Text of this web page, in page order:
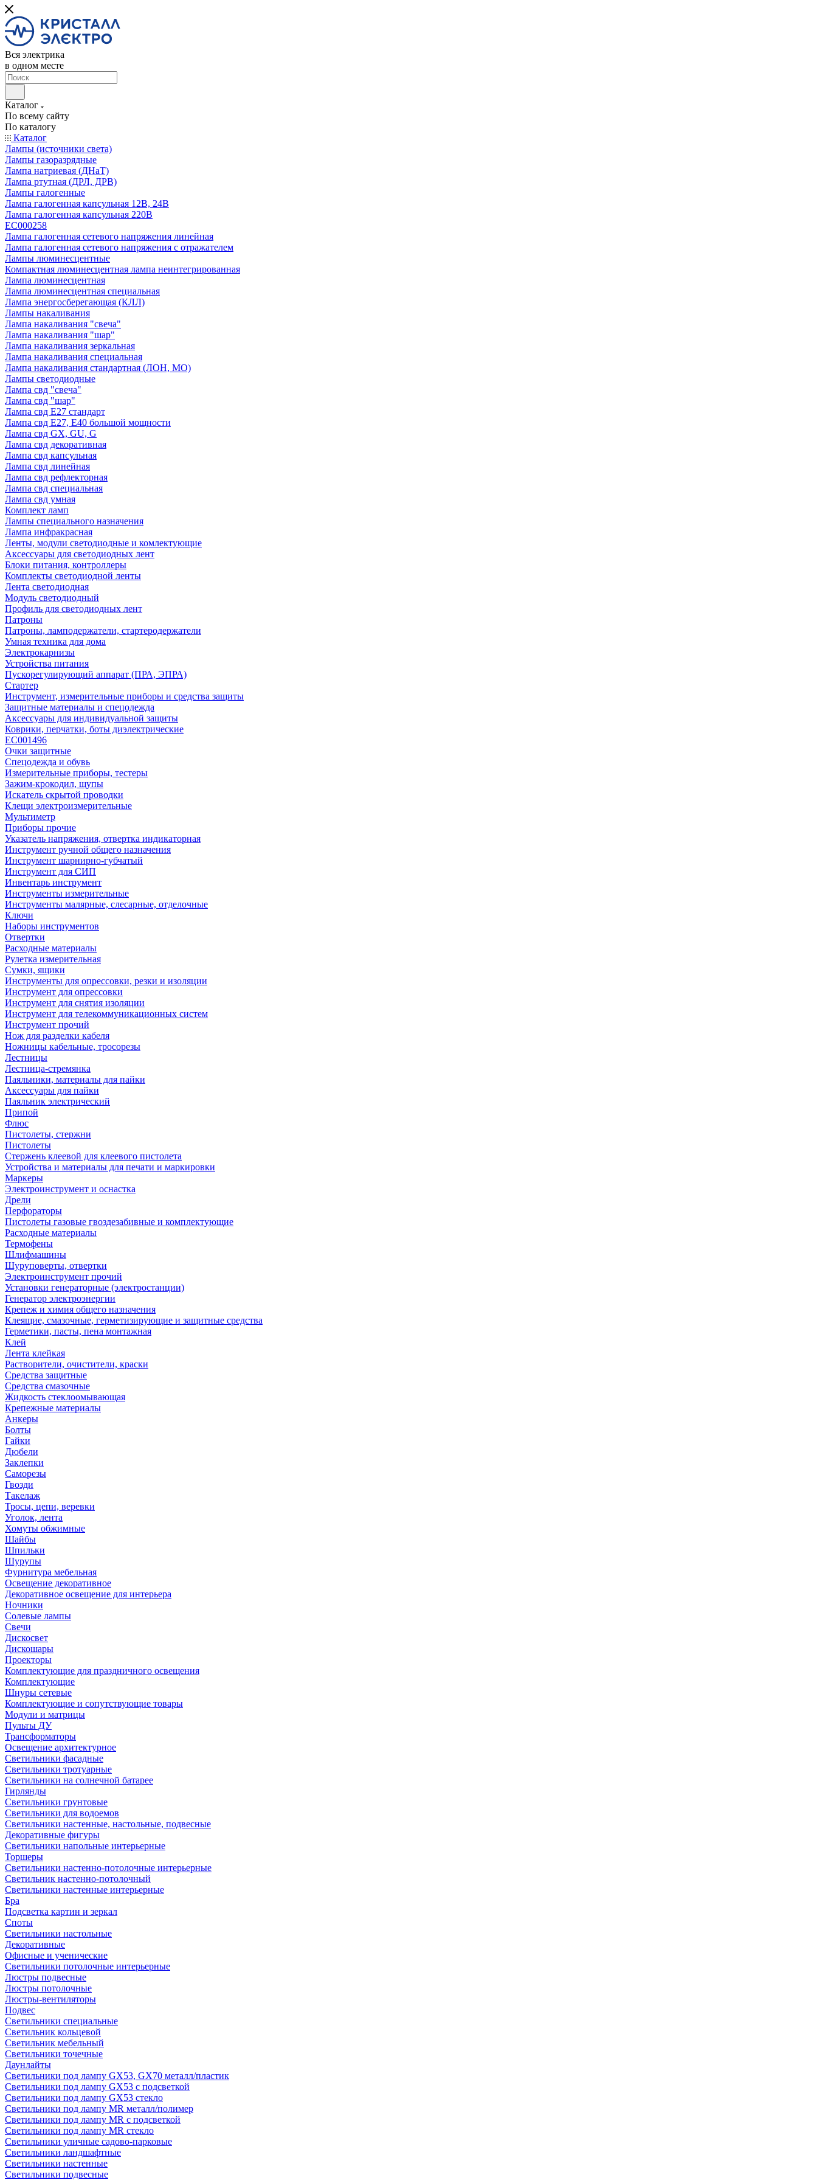
Вся электрика
в одном месте
Каталог
По всему сайту
По каталогу
Каталог
Лампы (источники света)
Лампы газоразрядные
Лампа натриевая (ДНаТ)
Лампа ртутная (ДРЛ, ДРВ)
Лампы галогенные
Лампа галогенная капсульная 12В, 24В
Лампа галогенная капсульная 220В
EC000258
Лампа галогенная сетевого напряжения линейная
Лампа галогенная сетевого напряжения с отражателем
Лампы люминесцентные
Компактная люминесцентная лампа неинтегрированная
Лампа люминесцентная
Лампа люминесцентная специальная
Лампа энергосберегающая (КЛЛ)
Лампы накаливания
Лампа накаливания "свеча"
Лампа накаливания "шар"
Лампа накаливания зеркальная
Лампа накаливания специальная
Лампа накаливания стандартная (ЛОН, МО)
Лампы светодиодные
Лампа свд "свеча"
Лампа свд "шар"
Лампа свд E27 стандарт
Лампа свд E27, Е40 большой мощности
Лампа свд GX, GU, G
Лампа свд декоративная
Лампа свд капсульная
Лампа свд линейная
Лампа свд рефлекторная
Лампа свд специальная
Лампа свд умная
Комплект ламп
Лампы специального назначения
Лампа инфракрасная
Ленты, модули светодиодные и комлектующие
Аксессуары для светодиодных лент
Блоки питания, контроллеры
Комплекты светодиодной ленты
Лента светодиодная
Модуль светодиодный
Профиль для светодиодных лент
Патроны
Патроны, ламподержатели, стартеродержатели
Умная техника для дома
Электрокарнизы
Устройства питания
Пускорегулирующий аппарат (ПРА, ЭПРА)
Стартер
Инструмент, измерительные приборы и средства защиты
Защитные материалы и спецодежда
Аксессуары для индивидуальной защиты
Коврики, перчатки, боты диэлектрические
EC001496
Очки защитные
Спецодежда и обувь
Измерительные приборы, тестеры
Зажим-крокодил, щупы
Искатель скрытой проводки
Клещи электроизмерительные
Мультиметр
Приборы прочие
Указатель напряжения, отвертка индикаторная
Инструмент ручной общего назначения
Инструмент шарнирно-губчатый
Инструмент для СИП
Инвентарь инструмент
Инструменты измерительные
Инструменты малярные, слесарные, отделочные
Ключи
Наборы инструментов
Отвертки
Расходные материалы
Рулетка измерительная
Сумки, ящики
Инструменты для опрессовки, резки и изоляции
Инструмент для опрессовки
Инструмент для снятия изоляции
Инструмент для телекоммуникационных систем
Инструмент прочий
Нож для разделки кабеля
Ножницы кабельные, тросорезы
Лестницы
Лестница-стремянка
Паяльники, материалы для пайки
Аксессуары для пайки
Паяльник электрический
Припой
Флюс
Пистолеты, стержни
Пистолеты
Стержень клеевой для клеевого пистолета
Устройства и материалы для печати и маркировки
Маркеры
Электроинструмент и оснастка
Дрели
Перфораторы
Пистолеты газовые гвоздезабивные и комплектующие
Расходные материалы
Термофены
Шлифмашины
Шуруповерты, отвертки
Электроинструмент прочий
Установки генераторные (электростанции)
Генератор электроэнергии
Крепеж и химия общего назначения
Клеящие, смазочные, герметизирующие и защитные средства
Герметики, пасты, пена монтажная
Клей
Лента клейкая
Растворители, очистители, краски
Средства защитные
Средства смазочные
Жидкость стеклоомывающая
Крепежные материалы
Анкеры
Болты
Гайки
Дюбели
Заклепки
Саморезы
Гвозди
Такелаж
Тросы, цепи, веревки
Уголок, лента
Хомуты обжимные
Шайбы
Шпильки
Шурупы
Фурнитура мебельная
Освещение декоративное
Декоративное освещение для интерьера
Ночники
Солевые лампы
Свечи
Дискосвет
Дискошары
Проекторы
Комплектующие для праздничного освещения
Комплектующие
Шнуры сетевые
Комплектующие и сопутствующие товары
Модули и матрицы
Пульты ДУ
Трансформаторы
Освещение архитектурное
Светильники фасадные
Светильники тротуарные
Светильники на солнечной батарее
Гирлянды
Светильники грунтовые
Светильники для водоемов
Светильники настенные, настольные, подвесные
Декоративные фигуры
Светильники напольные интерьерные
Торшеры
Светильники настенно-потолочные интерьерные
Светильник настенно-потолочный
Светильники настенные интерьерные
Бра
Подсветка картин и зеркал
Споты
Светильники настольные
Декоративные
Офисные и ученические
Светильники потолочные интерьерные
Люстры подвесные
Люстры потолочные
Люстры-вентиляторы
Подвес
Светильники специальные
Светильник кольцевой
Светильник мебельный
Светильники точечные
Даунлайты
Светильники под лампу GX53, GX70 металл/пластик
Светильники под лампу GX53 с подсветкой
Светильники под лампу GX53 стекло
Светильники под лампу MR металл/полимер
Светильники под лампу MR с подсветкой
Светильники под лампу MR стекло
Светильники уличные садово-парковые
Светильники ландшафтные
Светильники настенные
Светильники подвесные